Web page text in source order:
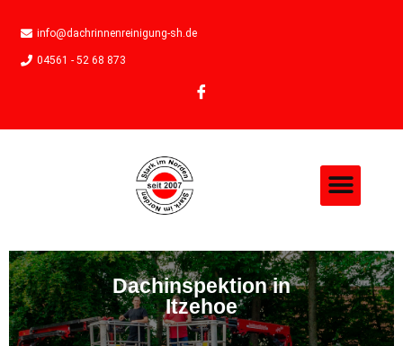
info@dachrinnenreinigung-sh.de
04561 - 52 68 873
Dachinspektion in
Itzehoe